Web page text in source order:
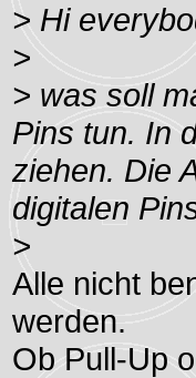
> Hi
>
> was soll
Pins tun. In
ziehen. Die
digitalen
>
Alle nicht
werden.
Ob Pull-Up